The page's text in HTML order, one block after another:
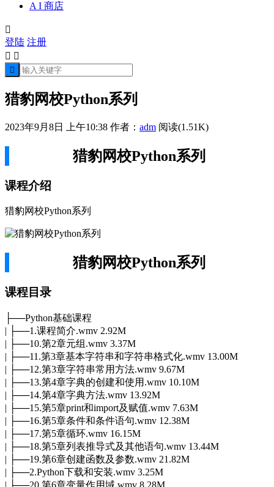
A I 商店

登陆 注册
 

猎豹网校Python系列
2023年9月8日 上午10:38 作者： adm 阅读(1.51K)
猎豹网校Python系列
课程介绍
猎豹网校Python系列
猎豹网校Python系列
课程目录
├──Python基础课程
| ├──1.课程简介.wmv 2.92M
| ├──10.第2章元组.wmv 3.37M
| ├──11.第3章基本字符串和字符串格式化.wmv 13.00M
| ├──12.第3章字符串常用方法.wmv 9.67M
| ├──13.第4章字典的创建和使用.wmv 10.10M
| ├──14.第4章字典方法.wmv 13.92M
| ├──15.第5章print和import及赋值.wmv 7.63M
| ├──16.第5章条件和条件语句.wmv 12.38M
| ├──17.第5章循环.wmv 16.15M
| ├──18.第5章列表推导式及其他语句.wmv 13.44M
| ├──19.第6章创建函数及参数.wmv 21.82M
| ├──2.Python下载和安装.wmv 3.25M
| ├──20.第6章变量作用域.wmv 8.28M